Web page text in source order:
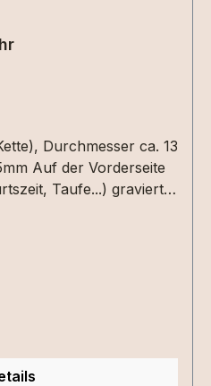
Durchmesser ca. 13
Auf der Vorderseite
Taufe...) graviert